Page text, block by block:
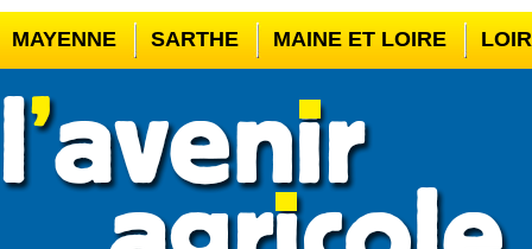
MAYENNE SARTHE MAINE ET LOIRE
CASINO EN LIGNE MEILLEUR BOOKMAKER
CASINO EN LIGNE FRANCE LÉGAL
CRYPTO CASINO